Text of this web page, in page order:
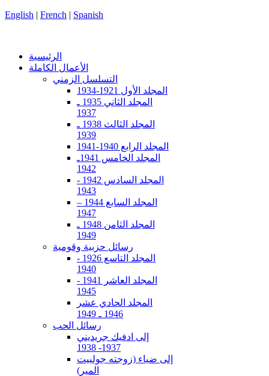
English | French | Spanish
الرئيسية
الأعمال الكاملة
التسلسل الزمني
المجلد الأول 1921-1934
المجلد الثاني 1935 ـ
1937
المجلد الثالث 1938 ـ
1939
المجلد الرابع 1940-1941
المجلد الخامس 1941ـ
1942
المجلد السادس 1942 -
1943
المجلد السابع 1944 –
1947
المجلد الثامن 1948 ـ
1949
رسائل حزبية وقومية
المجلد التاسع 1926 -
1940
المجلد العاشر 1941 -
1945
المجلد الحادي عشر
1946 ـ 1949
رسائل الحب
إلى ادفيك جريديني
1937- 1938
إلى ضياء (زوجته جولييت
المير)